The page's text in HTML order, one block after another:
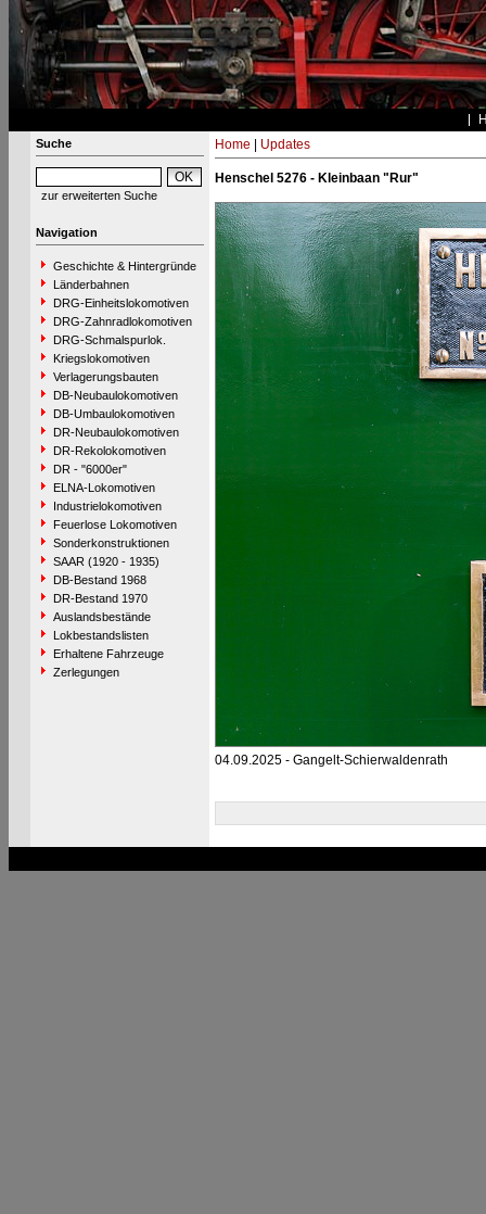
Suche
zur erweiterten Suche
Navigation
Geschichte & Hintergründe
Länderbahnen
DRG-Einheitslokomotiven
DRG-Zahnradlokomotiven
DRG-Schmalspurlok.
Kriegslokomotiven
Verlagerungsbauten
DB-Neubaulokomotiven
DB-Umbaulokomotiven
DR-Neubaulokomotiven
DR-Rekolokomotiven
DR - "6000er"
ELNA-Lokomotiven
Industrielokomotiven
Feuerlose Lokomotiven
Sonderkonstruktionen
SAAR (1920 - 1935)
DB-Bestand 1968
DR-Bestand 1970
Auslandsbestände
Lokbestandslisten
Erhaltene Fahrzeuge
Zerlegungen
Home Updates
Henschel 5276 - Kleinbaan "Rur"
04.09.2025 - Gangelt-Schierwaldenrath